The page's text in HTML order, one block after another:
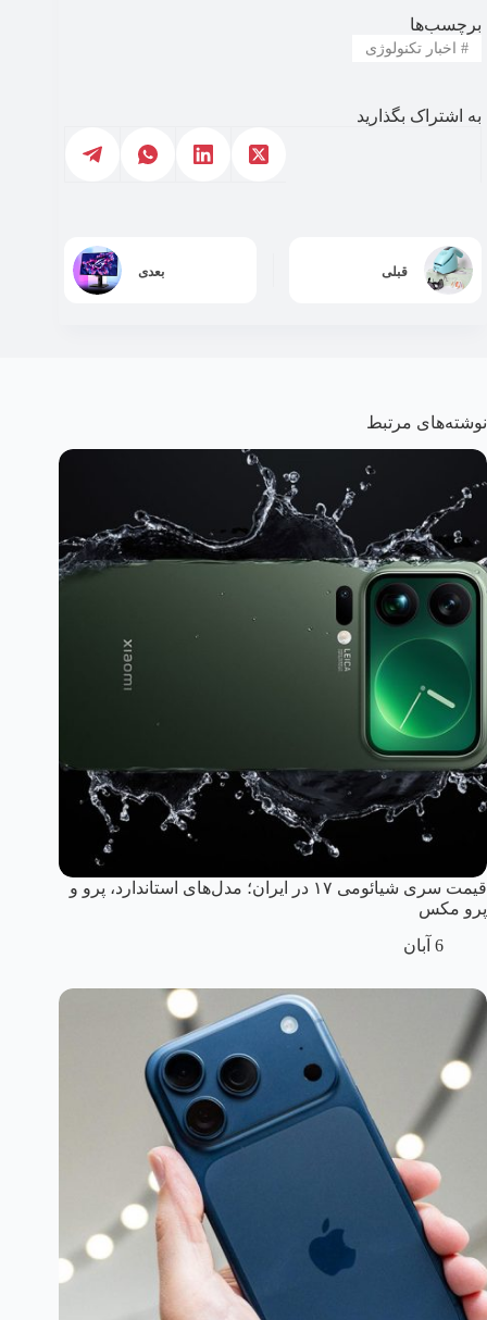
برچسب‌ها
#اخبار تکنولوژی
به اشتراک بگذارید
قبلی بعدی
نوشته‌های مرتبط
قیمت سری شیائومی ۱۷ در ایران؛ مدل‌های استاندارد، پرو و
پرو مکس
6 آبان